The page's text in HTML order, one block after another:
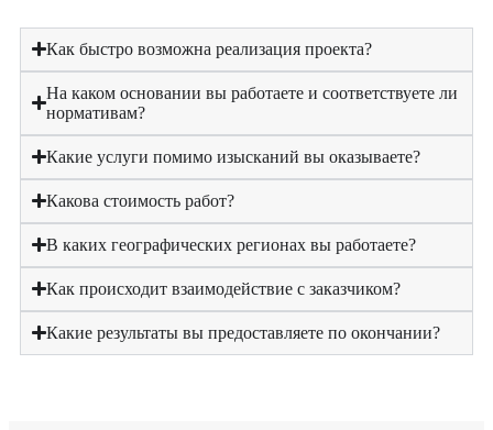
Как быстро возможна реализация проекта?
На каком основании вы работаете и соответствуете ли
нормативам?
Какие услуги помимо изысканий вы оказываете?
Какова стоимость работ?
В каких географических регионах вы работаете?
Как происходит взаимодействие с заказчиком?
Какие результаты вы предоставляете по окончании?